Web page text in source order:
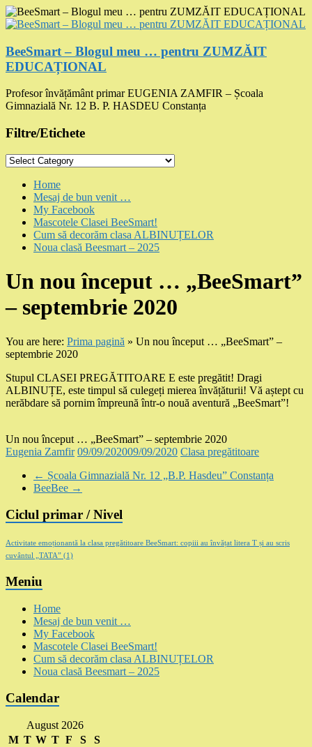
Skip
to
BeeSmart – Blogul meu … pentru ZUMZĂIT
EDUCAȚIONAL
Profesor învățământ primar EUGENIA ZAMFIR – Școala
Gimnazială Nr. 12 B. P. HASDEU Constanța
Filtre/Etichete
Filtre/Etichete
Menu
Home
Mesaj de bun venit …
My Facebook
Mascotele Clasei BeeSmart!
Cum să decorăm clasa ALBINUȚELOR
Noua clasă Beesmart – 2025
Un nou început … „BeeSmart”
– septembrie 2020
You are here: Prima pagină » Un nou început … „BeeSmart” –
septembrie 2020
Stupul CLASEI PREGĂTITOARE E este pregătit! Dragi
ALBINUȚE, este timpul să culegeți mierea învățăturii! Vă aștept cu
nerăbdare să pornim împreună într-o nouă aventură „BeeSmart”!
Un nou început … „BeeSmart” – septembrie 2020
Eugenia Zamfir 09/09/202009/09/2020 Clasa pregătitoare
← Școala Gimnazială Nr. 12 „B.P. Hasdeu” Constanța
BeeBee →
Ciclul primar / Nivel
Activitate emoționantă la clasa pregătitoare BeeSmart: copiii au învățat litera T și au scris
cuvântul „TATA” (1)
Meniu
Home
Mesaj de bun venit …
My Facebook
Mascotele Clasei BeeSmart!
Cum să decorăm clasa ALBINUȚELOR
Noua clasă Beesmart – 2025
Calendar
August 2026
M T W T F S
S